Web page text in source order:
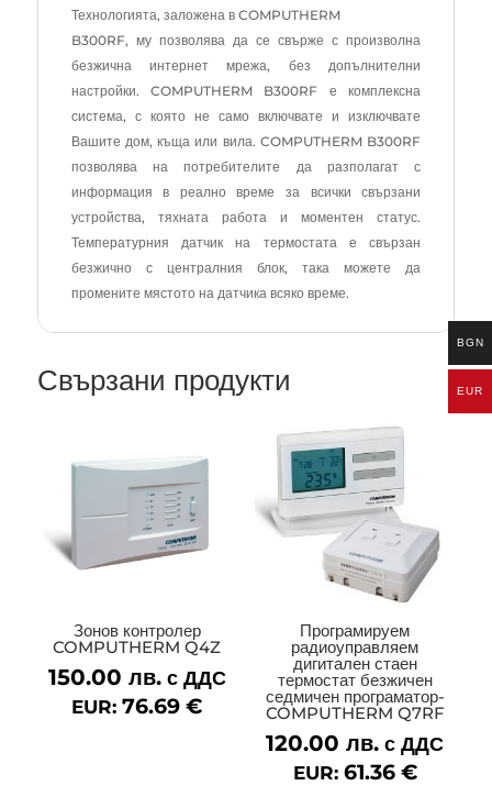
Технологията, заложена в COMPUTHERM
B300RF, му позволява да се свърже с произволна
безжична интернет мрежа, без допълнителни
настройки. COMPUTHERM B300RF е комплексна
система, с която не само включвате и изключвате
Вашите дом, къща или вила. COMPUTHERM B300RF
позволява на потребителите да разполагат с
информация в реално време за всички свързани
устройства, тяхната работа и моментен статус.
Температурния датчик на термостата е свързан
безжично с централния блок, така можете да
промените мястото на датчика всяко време.
Свързани продукти
Зонов контролер
COMPUTHERM Q4Z
150.00 лв. с ДДС
EUR:76.69€
Програмируем
радиоуправляем
дигитален стаен
термостат безжичен
седмичен програматор-
COMPUTHERM Q7RF
120.00 лв. с ДДС
EUR: 61.36 €
BGN
EUR